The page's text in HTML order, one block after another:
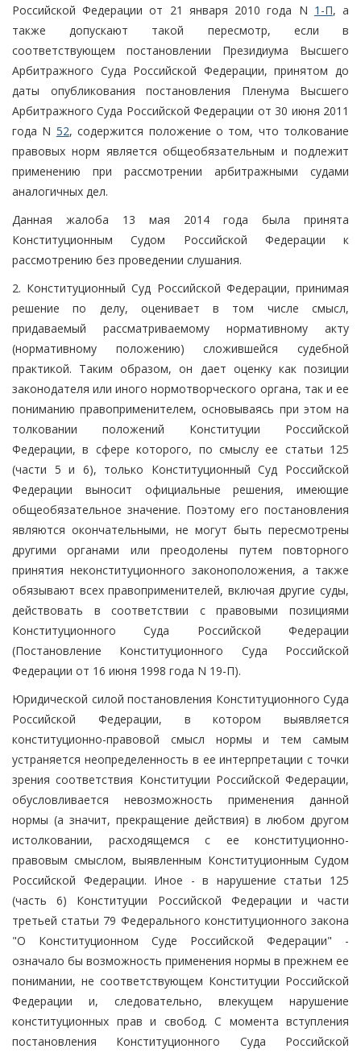
Российской Федерации от 21 января 2010 года N 1-П, а
также допускают такой пересмотр, если в
соответствующем постановлении Президиума Высшего
Арбитражного Суда Российской Федерации, принятом до
даты опубликования постановления Пленума Высшего
Арбитражного Суда Российской Федерации от 30 июня 2011
года N 52, содержится положение о том, что толкование
правовых норм является общеобязательным и подлежит
применению при рассмотрении арбитражными судами
аналогичных дел.
Данная жалоба 13 мая 2014 года была принята
Конституционным Судом Российской Федерации к
рассмотрению без проведении слушания.
2. Конституционный Суд Российской Федерации, принимая
решение по делу, оценивает в том числе смысл,
придаваемый рассматриваемому нормативному акту
(нормативному положению) сложившейся судебной
практикой. Таким образом, он дает оценку как позиции
законодателя или иного нормотворческого органа, так и ее
пониманию правоприменителем, основываясь при этом на
толковании положений Конституции Российской
Федерации, в сфере которого, по смыслу ее статьи 125
(части 5 и 6), только Конституционный Суд Российской
Федерации выносит официальные решения, имеющие
общеобязательное значение. Поэтому его постановления
являются окончательными, не могут быть пересмотрены
другими органами или преодолены путем повторного
принятия неконституционного законоположения, а также
обязывают всех правоприменителей, включая другие суды,
действовать в соответствии с правовыми позициями
Конституционного Суда Российской Федерации
(Постановление Конституционного Суда Российской
Федерации от 16 июня 1998 года N 19-П).
Юридической силой постановления Конституционного Суда
Российской Федерации, в котором выявляется
конституционно-правовой смысл нормы и тем самым
устраняется неопределенность в ее интерпретации с точки
зрения соответствия Конституции Российской Федерации,
обусловливается невозможность применения данной
нормы (а значит, прекращение действия) в любом другом
истолковании, расходящемся с ее конституционно-
правовым смыслом, выявленным Конституционным Судом
Российской Федерации. Иное - в нарушение статьи 125
(часть 6) Конституции Российской Федерации и части
третьей статьи 79 Федерального конституционного закона
"О Конституционном Суде Российской Федерации" -
означало бы возможность применения нормы в прежнем ее
понимании, не соответствующем Конституции Российской
Федерации и, следовательно, влекущем нарушение
конституционных прав и свобод. С момента вступления
постановления Конституционного Суда Российской